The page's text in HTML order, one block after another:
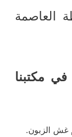
العاصمة
مكتبنا
غش الزبون.